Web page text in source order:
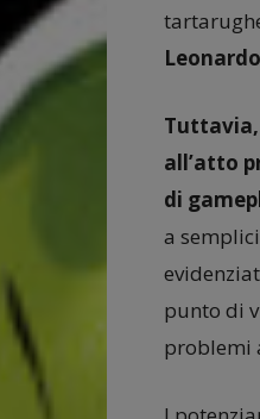
all’atto
di
a
punto di
problemi